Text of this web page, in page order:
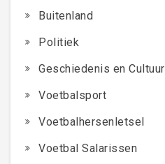
Buitenland
Politiek
Geschiedenis en Cultuur
Voetbalsport
Voetbalhersenletsel
Voetbal Salarissen